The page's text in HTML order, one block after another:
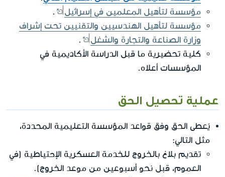
مؤسسة لتأهيل المعلمين في إسرائيل
.
مؤسسة لتأهيل الهندسيين والتقنيين تحت إشراف
وزارة الصناعة والتجارة والشغل
.
كلية تحضيرية ما قبل الدراسة الأكاديمية في
المؤسسات أعلاه.
عملية تحصيل الحق
يُعطى الحق وفق قواعد المؤسسة التعليمية المحددة،
مثل التالي:
تقديم بلاغ بالخروج للخدمة العسكرية الإحتياطية (في
العموم، قبل نحو أسبوعين من موعد الخروج).